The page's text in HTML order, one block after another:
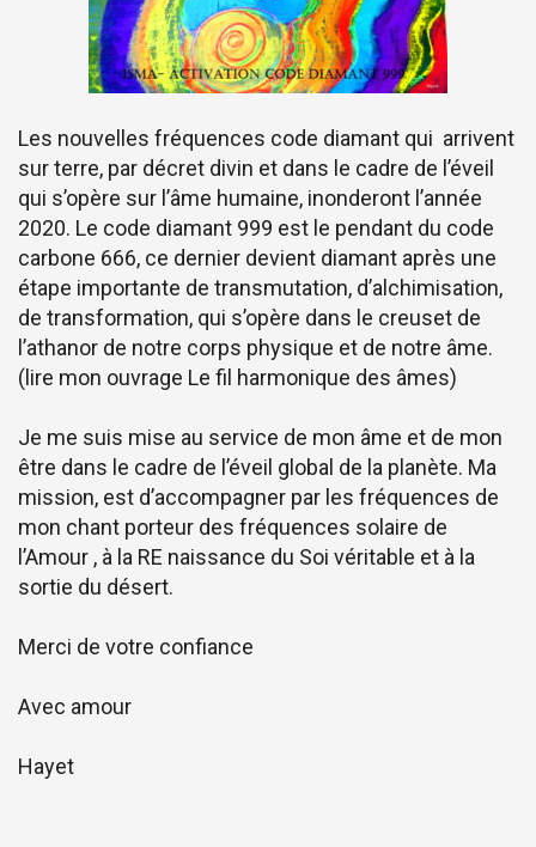
Les nouvelles fréquences code diamant qui arrivent
sur terre, par décret divin et dans le cadre de l’éveil
qui s’opère sur l’âme humaine, inonderont l’année
2020. Le code diamant 999 est le pendant du code
carbone 666, ce dernier devient diamant après une
étape importante de transmutation, d’alchimisation,
de transformation, qui s’opère dans le creuset de
l’athanor de notre corps physique et de notre âme.
(lire mon ouvrage Le fil harmonique des âmes)
Je me suis mise au service de mon âme et de mon
être dans le cadre de l’éveil global de la planète. Ma
mission, est d’accompagner par les fréquences de
mon chant porteur des fréquences solaire de
l’Amour , à la RE naissance du Soi véritable et à la
sortie du désert.
Merci de votre confiance
Avec amour
Hayet